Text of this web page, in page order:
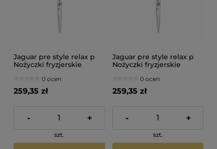
Jaguar pre style relax p
Nożyczki fryzjerskie
0 ocen
259,35 zł
- +
szt.
Jaguar pre style relax p
Nożyczki fryzjerskie
0 ocen
259,35 zł
- +
szt.